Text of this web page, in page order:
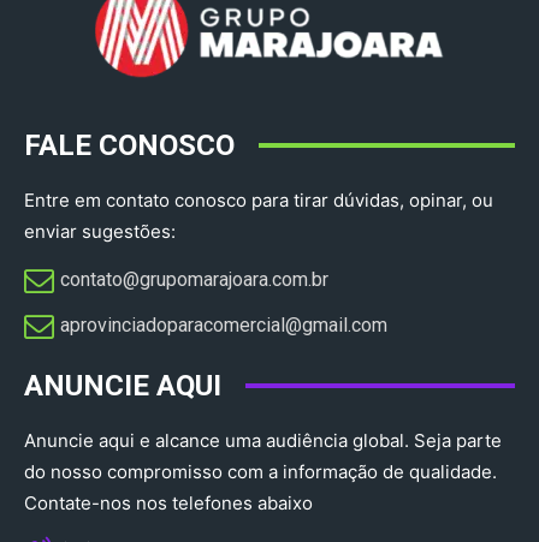
FALE CONOSCO
Entre em contato conosco para tirar dúvidas, opinar, ou
enviar sugestões:
contato@grupomarajoara.com.br
aprovinciadoparacomercial@gmail.com​
ANUNCIE AQUI
Anuncie aqui e alcance uma audiência global. Seja parte
do nosso compromisso com a informação de qualidade.
Contate-nos nos telefones abaixo